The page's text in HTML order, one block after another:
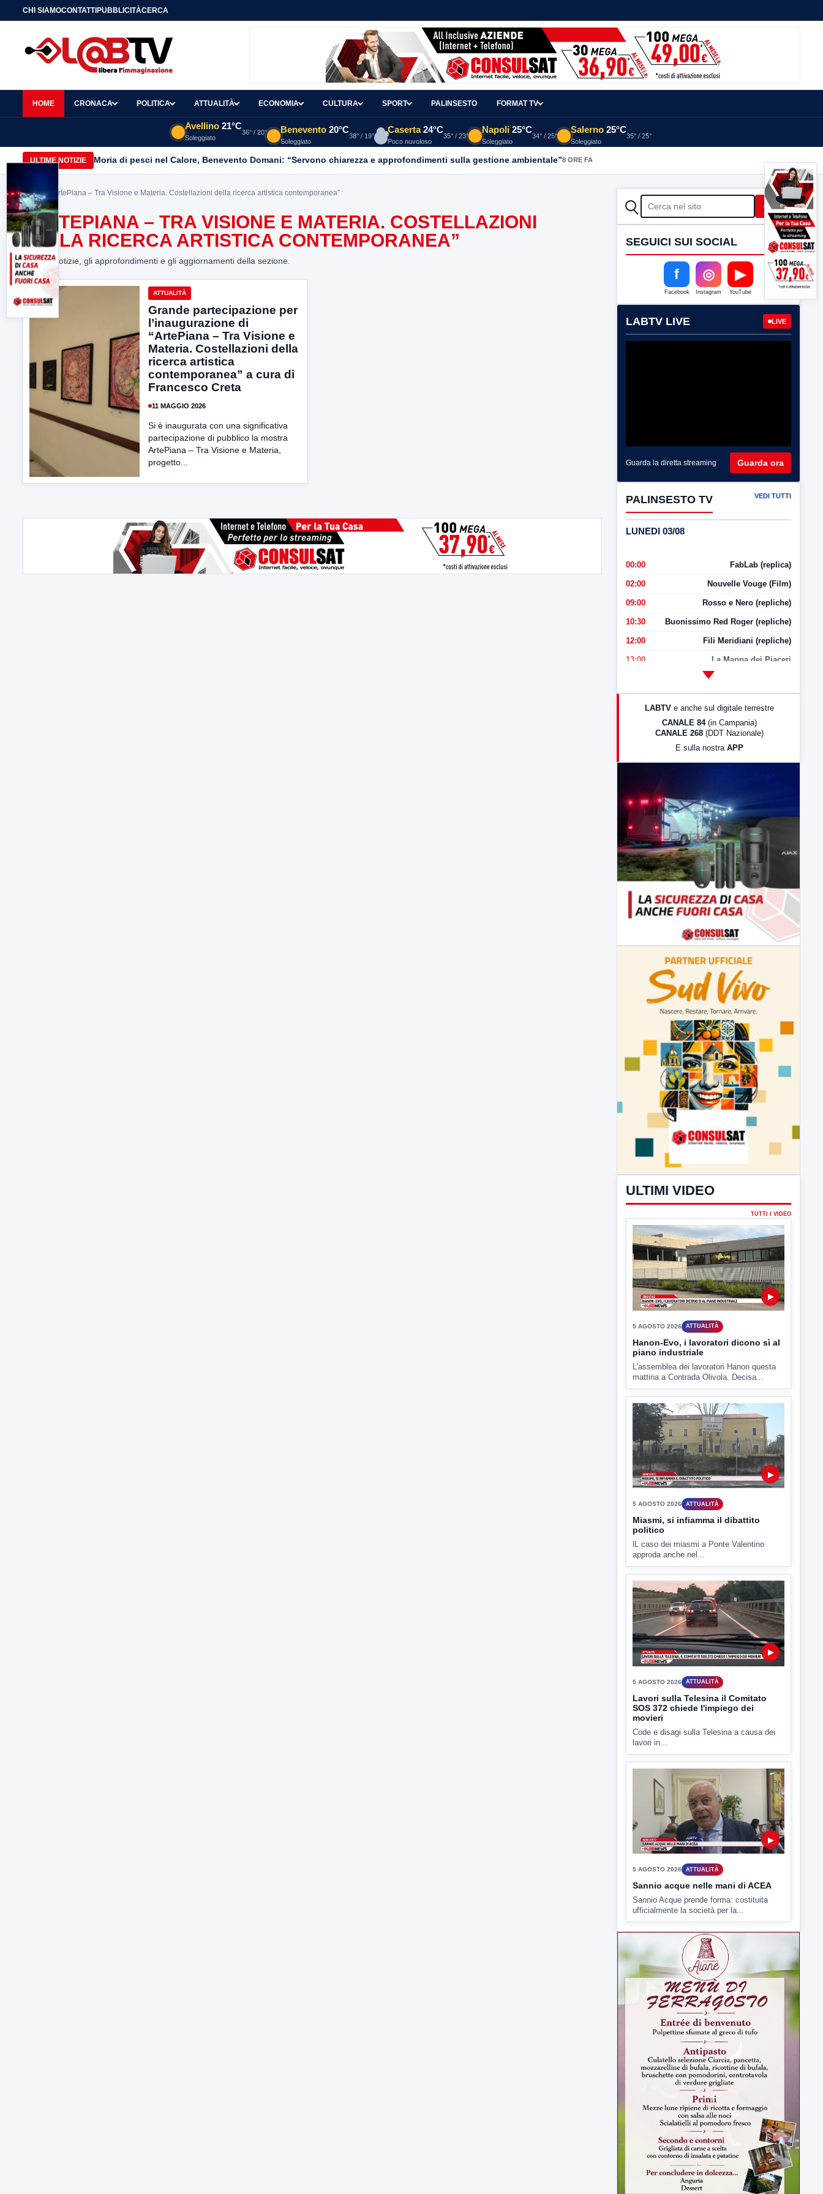
CHI SIAMOCONTATTIPUBBLICITÀCERCA
HOME CRONACA POLITICA ATTUALITÀ ECONOMIA CULTURA SPORT PALINSESTO FORMAT TV
Avellino 21°C
Soleggiato
36° / 20° Benevento 20°C
Soleggiato
38° / 19°
Caserta 24°C
Poco nuvoloso
35° / 23°
Napoli 25°C
Soleggiato
34° / 25°
Salerno 25°C
Soleggiato
35° / 25°
ULTIME NOTIZIE Moria di pesci nel Calore, Benevento Domani: “Servono chiarezza e approfondimenti sulla gestione ambientale”8 ORE FA
Home> “ArtePiana – Tra Visione e Materia. Costellazioni della ricerca artistica contemporanea”
“ARTEPIANA – TRA VISIONE E MATERIA. COSTELLAZIONI
DELLA RICERCA ARTISTICA CONTEMPORANEA”
Tutte le notizie, gli approfondimenti e gli aggiornamenti della sezione.
ATTUALITÀ
Grande partecipazione per
l’inaugurazione di
“ArtePiana – Tra Visione e
Materia. Costellazioni della
ricerca artistica
contemporanea” a cura di
Francesco Creta
11 MAGGIO 2026
Si è inaugurata con una significativa
partecipazione di pubblico la mostra
ArtePiana – Tra Visione e Materia,
progetto...
CERCA Cerca
SEGUICI SUI SOCIAL
f
Facebook
◎
Instagram
▶
YouTube
LABTV LIVE LIVE
Guarda la diretta streaming Guarda ora
PALINSESTO TV VEDI TUTTI
LUNEDI 03/08
00:00 FabLab (replica)
02:00 Nouvelle Vouge (Film)
09:00 Rosso e Nero (repliche)
10:30 Buonissimo Red Roger (repliche)
12:00 Fili Meridiani (repliche)
13:00 La Mappa dei Piaceri
LabNews (Diretta)
LABTV e anche sul digitale terrestre
CANALE 84 (in Campania)
CANALE 268 (DDT Nazionale)
E sulla nostra APP
ULTIMI VIDEO
TUTTI I VIDEO
▶
Hanon-Evo, i lavoratori dicono sì al
piano industriale
L'assemblea dei lavoratori Hanon questa
mattina a Contrada Olivola. Decisa...
Miasmi, si infiamma il dibattito
politico
lL caso dei miasmi a Ponte Valentino
approda anche nel...
5 AGOSTO 2026
Lavori sulla Telesina il Comitato
SOS 372 chiede l'impiego dei
movieri
Code e disagi sulla Telesina a causa dei
lavori in...
▶
5 AGOSTO 2026 ATTUALITÀ
Sannio acque nelle mani di ACEA
Sannio Acque prende forma: costituita
ufficialmente la società per la...